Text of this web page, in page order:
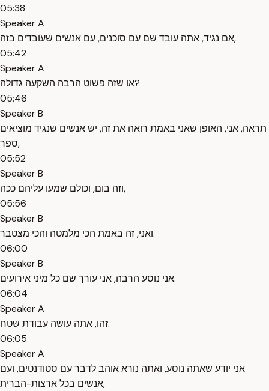
05:38
Speaker A
אם נגיד, אתה עובד שם עם סוכנים, עם אנשים שעובדים בזה,
05:42
Speaker A
או שזה פשוט הרבה השקעה גדולה?
05:46
Speaker B
תראה, אני, האופן שאני באמת רואה את זה, יש אנשים שנגיד מוציאים
ספר,
05:52
Speaker B
וזה בום, וכולם שמעו עליהם ככה,
05:56
Speaker B
ואני, זה באמת הכי מלמטה והכי מצטבר.
06:00
Speaker B
אני נוסע הרבה, אני עורך שם כל מיני אירועים.
06:04
Speaker A
זהו, אתה עושה עבודת שטח.
06:05
Speaker A
אני יודע שאתה נוסע, ואתה נורא אוהב לדבר עם סטודנטים, ועם
אנשים בכל ארצות-הברית,